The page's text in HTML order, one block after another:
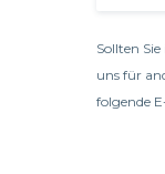
Sollten
uns für
folgende